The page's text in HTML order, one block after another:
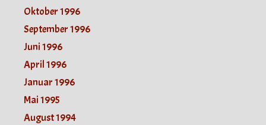
Oktober 1996
September 1996
Juni 1996
April 1996
Januar 1996
Mai 1995
August 1994